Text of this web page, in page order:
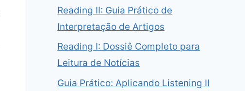
Reading II: Guia Prático de
Interpretação de Artigos
Reading I: Dossiê Completo para
Leitura de Notícias
Guia Prático: Aplicando Listening II